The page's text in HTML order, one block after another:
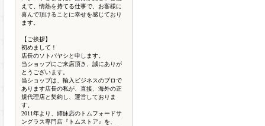
えて、情熱を持てる仕事で、お客様に
喜んで頂けることに幸せを感じており
ます。
【ご挨拶】
初めまして！
店長のソトバヤシと申します。
当ショップにご来店頂き、誠にありが
とうございます。
当ショップは、輸入ビジネスのプロで
あります店長の私が、直接、海外の正
規代理店と契約し、運営しておりま
す。
2011年より、姉妹店のトムフォードサ
ングラス専門店『トムストア』を、